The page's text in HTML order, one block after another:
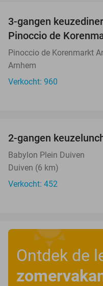
3-gangen
Pinoccio de
Pinoccio de Korenmarkt
Arnhem
Verkocht: 960
2-gangen
Babylon Plein Duiven
Duiven (6 km)
Verkocht: 452
Ontdek de